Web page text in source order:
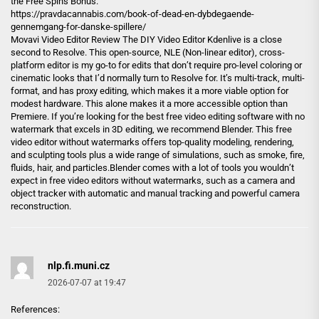
https://pravdacannabis.com/book-of-dead-en-dybdegaende-
gennemgang-for-danske-spillere/
Movavi Video Editor Review The DIY Video Editor Kdenlive is a close
second to Resolve. This open-source, NLE (Non-linear editor), cross-
platform editor is my go-to for edits that don’t require pro-level coloring or
cinematic looks that I’d normally turn to Resolve for. It’s multi-track, multi-
format, and has proxy editing, which makes it a more viable option for
modest hardware. This alone makes it a more accessible option than
Premiere. If you’re looking for the best free video editing software with no
watermark that excels in 3D editing, we recommend Blender. This free
video editor without watermarks offers top-quality modeling, rendering,
and sculpting tools plus a wide range of simulations, such as smoke, fire,
fluids, hair, and particles.Blender comes with a lot of tools you wouldn’t
expect in free video editors without watermarks, such as a camera and
object tracker with automatic and manual tracking and powerful camera
reconstruction.
nlp.fi.muni.cz
2026-07-07 at 19:47
References: